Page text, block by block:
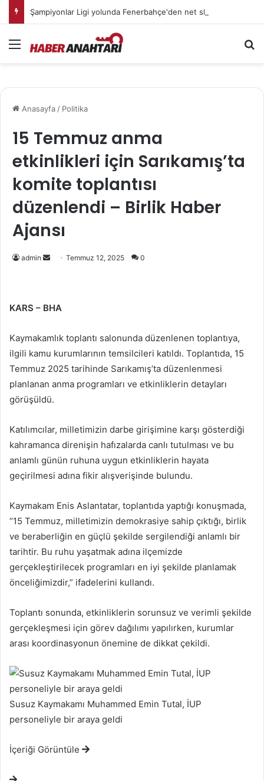
Şampiyonlar Ligi yolunda Fenerbahçe'den net skor
Menü
Anasayfa/ Politika
15 Temmuz anma
etkinlikleri için Sarıkamış’ta
komite toplantısı
düzenlendi – Birlik Haber
Ajansı
admin
Bir
Temmuz 12, 2025 0
KARS – BHA
Kaymakamlık toplantı salonunda düzenlenen toplantıya,
ilgili kamu kurumlarının temsilcileri katıldı. Toplantıda, 15
Temmuz 2025 tarihinde Sarıkamış’ta düzenlenmesi
planlanan anma programları ve etkinliklerin detayları
görüşüldü.
Katılımcılar, milletimizin darbe girişimine karşı gösterdiği
kahramanca direnişin hafızalarda canlı tutulması ve bu
anlamlı günün ruhuna uygun etkinliklerin hayata
geçirilmesi adına fikir alışverişinde bulundu.
Kaymakam Enis Aslantatar, toplantıda yaptığı konuşmada,
“15 Temmuz, milletimizin demokrasiye sahip çıktığı, birlik
ve beraberliğin en güçlü şekilde sergilendiği anlamlı bir
tarihtir. Bu ruhu yaşatmak adına ilçemizde
gerçekleştirilecek programları en iyi şekilde planlamak
önceliğimizdir,” ifadelerini kullandı.
Toplantı sonunda, etkinliklerin sorunsuz ve verimli şekilde
gerçekleşmesi için görev dağılımı yapılırken, kurumlar
arası koordinasyonun önemine de dikkat çekildi.
Susuz Kaymakamı Muhammed Emin Tutal, İUP
personeliyle bir araya geldi
İçeriği Görüntüle